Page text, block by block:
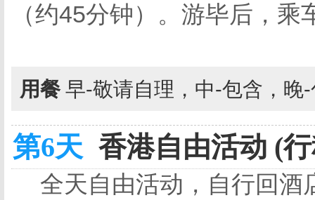
（约45分钟）。游毕后，乘
用餐 早-敬请自理，中-包含，晚
第6天 香港自由活动 (
全天自由活动，自行回酒